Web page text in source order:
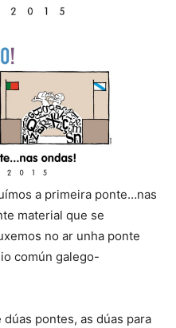
a primeira ponte…nas
material que se
no ar unha ponte
común galego-
pontes, as dúas para